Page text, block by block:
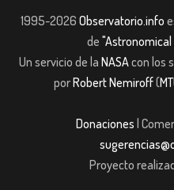
1995-2026 Observatorio.info
de
Un servicio de la NASAcon los
porRobert Nemiroff(
Donaciones |
Proyecto